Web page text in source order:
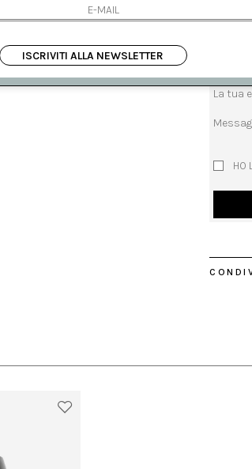
La tua
HO
ISCRIVITI ALLA NEWSLETTER